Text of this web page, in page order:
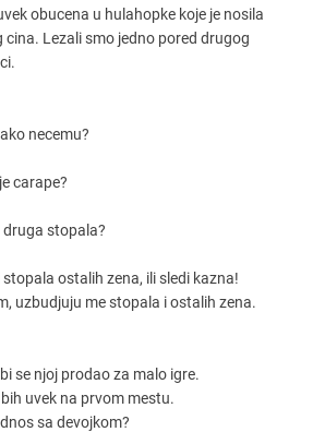
obucena u hulahopke koje je nosila
Lezali smo jedno pored drugog
necemu?
carape?
druga stopala?
ostalih zena, ili sledi kazna!
uzbudjuju me stopala i ostalih zena.
se njoj prodao za malo igre.
uvek na prvom mestu.
sa devojkom?